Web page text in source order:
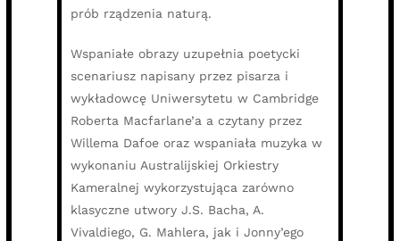
prób rządzenia naturą.
Wspaniałe obrazy uzupełnia poetycki
scenariusz napisany przez pisarza i
wykładowcę Uniwersytetu w Cambridge
Roberta Macfarlane’a a czytany przez
Willema Dafoe oraz wspaniała muzyka w
wykonaniu Australijskiej Orkiestry
Kameralnej wykorzystująca zarówno
klasyczne utwory J.S. Bacha, A.
Vivaldiego, G. Mahlera, jak i Jonny’ego